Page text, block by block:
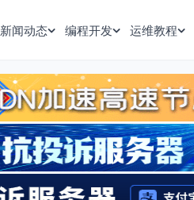
新闻动态 编程开发 运维教程